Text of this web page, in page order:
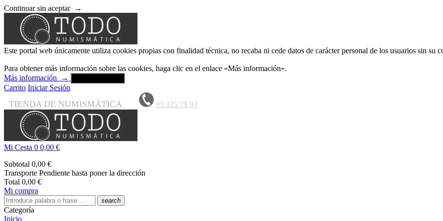
Continuar sin aceptar →
Este portal web únicamente utiliza cookies propias con finalidad técnica, no recaba ni cede datos de carácter personal de los usuarios sin su
Para obtener más información sobre las cookies, haga clic en el enlace «Más información».
Más información
→
Carrito Iniciar Sesión
TIENDA DE NUMISMÁTICA 93 325 79 93
Mi Cesta 0 0,00 €
Subtotal 0,00 €
Transporte Pendiente hasta poner la dirección
Total 0,00 €
Mi compra
search
Categoría
Inicio